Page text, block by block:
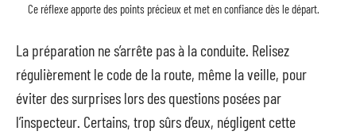
Ce réflexe apporte des points précieux et met en confiance dès le départ.
La préparation ne s’arrête pas à la conduite. Relisez
régulièrement le code de la route, même la veille, pour
éviter des surprises lors des questions posées par
l’inspecteur. Certains, trop sûrs d’eux, négligent cette